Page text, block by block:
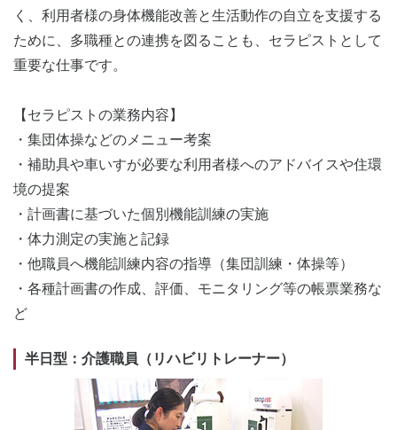
く、利用者様の身体機能改善と生活動作の自立を支援する
ために、多職種との連携を図ることも、セラピストとして
重要な仕事です。
【セラピストの業務内容】
・集団体操などのメニュー考案
・補助具や車いすが必要な利用者様へのアドバイスや住環
境の提案
・計画書に基づいた個別機能訓練の実施
・体力測定の実施と記録
・他職員へ機能訓練内容の指導（集団訓練・体操等）
・各種計画書の作成、評価、モニタリング等の帳票業務な
ど
半日型：介護職員（リハビリトレーナー）